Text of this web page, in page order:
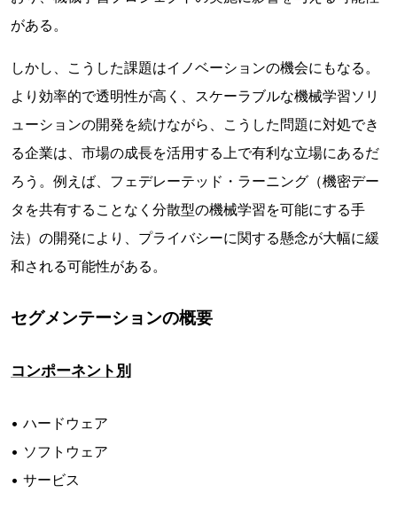
がある。
しかし、こうした課題はイノベーションの機会にもなる。
より効率的で透明性が高く、スケーラブルな機械学習ソリ
ューションの開発を続けながら、こうした問題に対処でき
る企業は、市場の成長を活用する上で有利な立場にあるだ
ろう。例えば、フェデレーテッド・ラーニング（機密デー
タを共有することなく分散型の機械学習を可能にする手
法）の開発により、プライバシーに関する懸念が大幅に緩
和される可能性がある。
セグメンテーションの概要
コンポーネント別
• ハードウェア
• ソフトウェア
• サービス